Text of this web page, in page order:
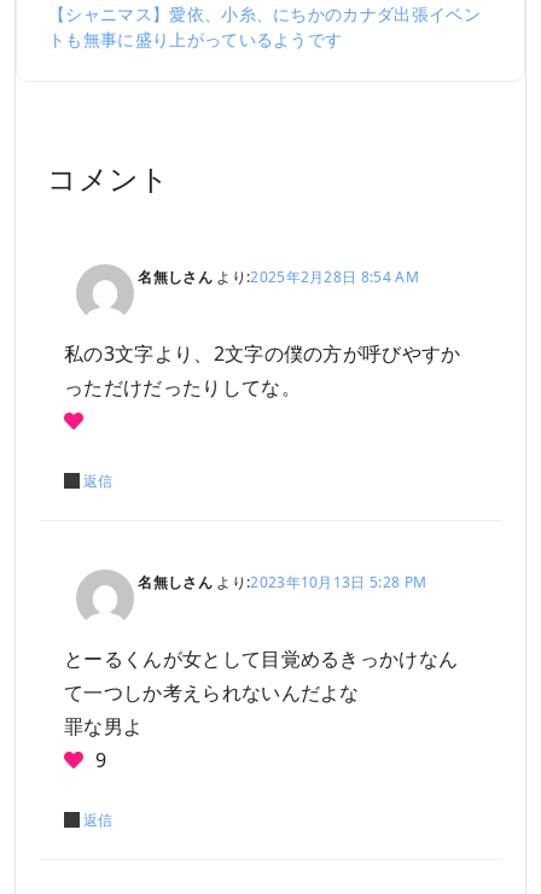
【シャニマス】愛依、小糸、にちかのカナダ出張イベン
トも無事に盛り上がっているようです
コメント
名無しさん より:2025年2月28日 8:54 AM
私の3文字より、2文字の僕の方が呼びやすか
っただけだったりしてな。
返信
名無しさん より:2023年10月13日 5:28 PM
とーるくんが女として目覚めるきっかけなん
て一つしか考えられないんだよな
罪な男よ
9
返信